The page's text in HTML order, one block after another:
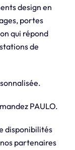
design en
portes
qui répond
de
PAULO.
disponibilités
partenaires